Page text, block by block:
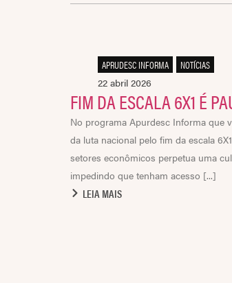
APRUDESC INFORMA
NOTÍCIAS
22 abril 2026
FIM DA ESCALA 6X1 É
No programa Apurdesc Informa que
da luta nacional pelo fim da escala
setores econômicos perpetua uma
impedindo que tenham acesso [...]
LEIA MAIS